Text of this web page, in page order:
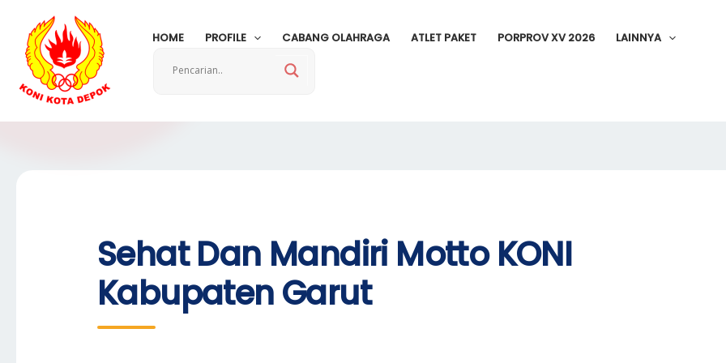
content
HOME PROFILE CABANG OLAHRAGA ATLET PAKET PORPROV XV 2026 LAINNYA
Sehat Dan Mandiri Motto KONI
Kabupaten Garut